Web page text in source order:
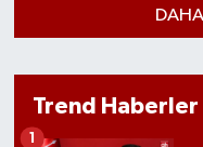
Trend Haberler
1